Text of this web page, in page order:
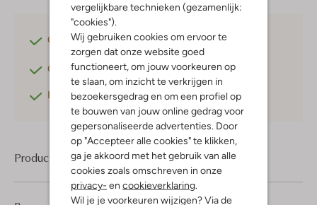
vergelijkbare technieken (gezamenlijk:
"cookies").
Wij gebruiken cookies om ervoor te
zorgen dat onze website goed
functioneert, om jouw voorkeuren op
te slaan, om inzicht te verkrijgen in
bezoekersgedrag en om een profiel op
te bouwen van jouw online gedrag voor
gepersonaliseerde advertenties. Door
op "Accepteer alle cookies" te klikken,
ga je akkoord met het gebruik van alle
cookies zoals omschreven in onze
privacy- en cookieverklaring
Wil je je voorkeuren wijzigen? Via de
Gratis verzendingvanaf €75,-
Gratis retournerenbinnen 30 dagen*
Betaal achterafmet Klarna
Product informatie